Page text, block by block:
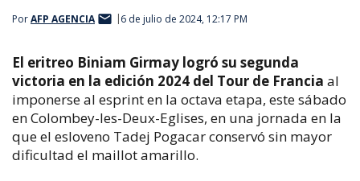
PorAFP AGENCIA 6 de julio de 2024, 12:17 PM
El eritreo Biniam Girmay logró su segunda
victoria en la edición 2024 del Tour de Francia al
imponerse al esprint en la octava etapa, este sábado
en Colombey-les-Deux-Eglises, en una jornada en la
que el esloveno Tadej Pogacar conservó sin mayor
dificultad el maillot amarillo.